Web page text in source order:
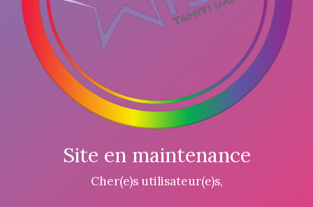
Site en maintenance
Cher(e)s utilisateur(e)s,